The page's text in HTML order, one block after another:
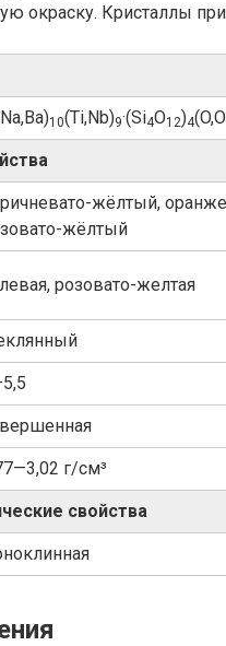
окраску. Кристаллы
10(Ti,Nb)9·(Si4O12)4
жёлтый,
жёлтый
розовато-желтая
г/см³
свойства